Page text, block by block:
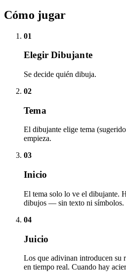
Cómo jugar
01
Elegir Dibujante
Se decide quién dibuja.
02
Tema
El dibujante elige tema
empieza.
03
Inicio
El tema solo lo ve el dibujante.
dibujos — sin texto ni símbolos.
04
Juicio
Los que adivinan introducen su
en tiempo real. Cuando hay